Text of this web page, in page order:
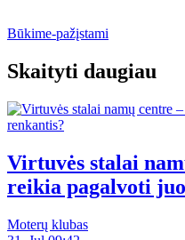
Būkime-pažįstami
Skaityti daugiau
Virtuvės stalai
reikia pagalvoti
Moterų klubas